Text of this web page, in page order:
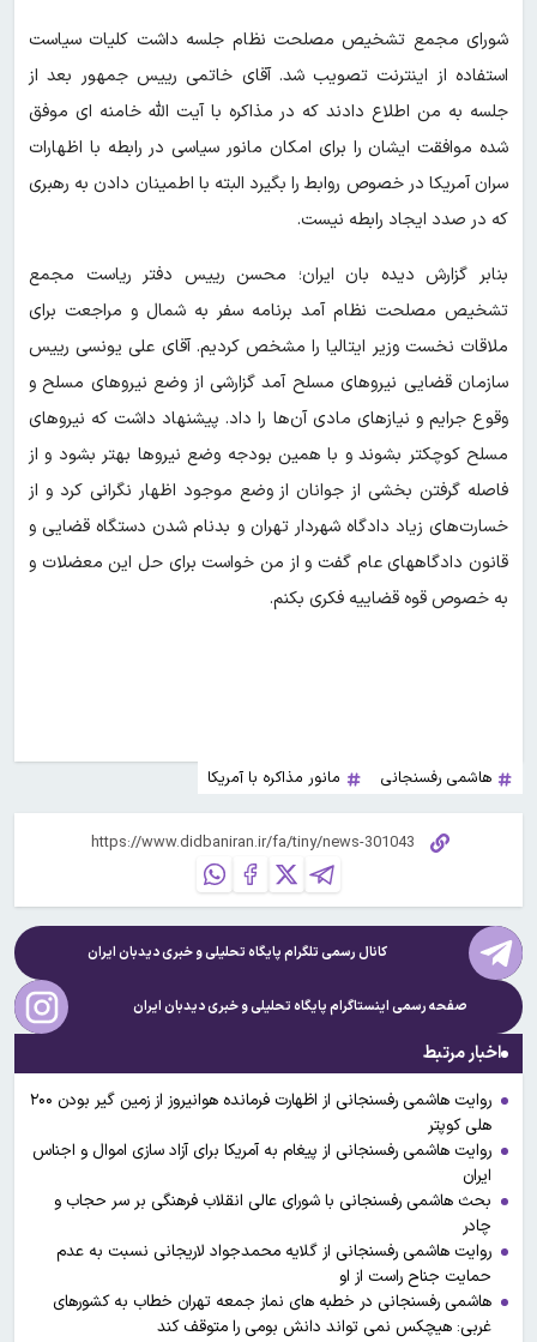
شورای مجمع تشخیص مصلحت نظام جلسه داشت کلیات سیاست
استفاده از اینترنت تصویب شد. آقای خاتمی رییس جمهور بعد از
جلسه به من اطلاع دادند که در مذاکره با آیت الله خامنه ای موفق
شده موافقت ایشان را برای امکان مانور سیاسی در رابطه با اظهارات
سران آمریکا در خصوص روابط را بگیرد البته با اطمینان دادن به رهبری
که در صدد ایجاد رابطه نیست.
بنابر گزارش دیده بان ایران؛ محسن رییس دفتر ریاست مجمع
تشخیص مصلحت نظام آمد برنامه سفر به شمال و مراجعت برای
ملاقات نخست وزیر ایتالیا را مشخص کردیم. آقای علی یونسی رییس
سازمان قضایی نیروهای مسلح آمد گزارشی از وضع نیروهای مسلح و
وقوع جرایم و نیازهای مادی آن‌ها را داد. پیشنهاد داشت که نیروهای
مسلح کوچکتر بشوند و با همین بودجه وضع نیروها بهتر بشود و از
فاصله گرفتن بخشی از جوانان از وضع موجود اظهار نگرانی کرد و از
خسارت‌های زیاد دادگاه شهردار تهران و بدنام شدن دستگاه قضایی و
قانون دادگاههای عام گفت و از من خواست برای حل این معضلات و
به خصوص قوه قضاییه فکری بکنم.
هاشمی رفسنجانی مانور مذاکره با آمریکا
کانال رسمی تلگرام پایگاه تحلیلی و خبریدیدبان ایران
صفحه رسمی اینستاگرام پایگاه تحلیلی و خبریدیدبان ایران
اخبار مرتبط
روایت هاشمی رفسنجانی از اظهارت فرمانده هوانیروز از زمین گیر بودن ۲۰۰
هلی کوپتر
روایت هاشمی رفسنجانی از پیغام به آمریکا برای آزاد سازی اموال و اجناس
ایران
بحث هاشمی رفسنجانی با شورای عالی انقلاب فرهنگی بر سر حجاب و
چادر
روایت هاشمی رفسنجانی از گلایه محمدجواد لاریجانی نسبت به عدم
حمایت جناح راست از او
هاشمی رفسنجانی در خطبه های نماز جمعه تهران خطاب به کشورهای
غربی: هیچکس نمی تواند دانش بومی را متوقف کند